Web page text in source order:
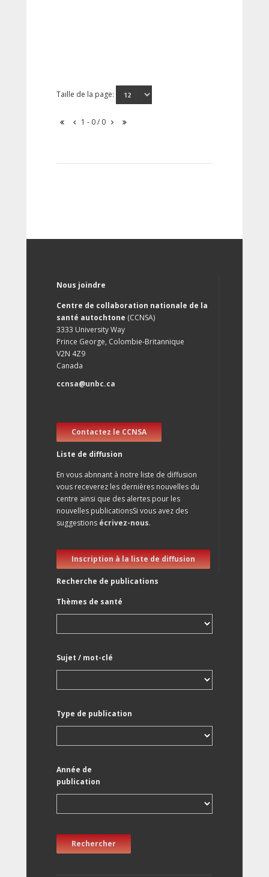
Taille de la page:
1 - 0 / 0
Nous joindre
Centre de collaboration nationale de la
santé autochtone (CCNSA)
3333 University Way
Prince George, Colombie-Britannique
V2N 4Z9
Canada
ccnsa@unbc.ca
Contactez le CCNSA
Liste de diffusion
En vous abnnant à notre liste de diffusion
vous receverez les dernières nouvelles du
centre ainsi que des alertes pour les
nouvelles publicationsSi vous avez des
suggestions écrivez-nous.
Inscription à la liste de diffusion
Recherche de publications
Thèmes de santé
Sujet / mot-clé
Type de publication
Année de
publication
Rechercher